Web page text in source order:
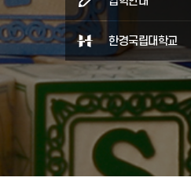
한경국립대학교